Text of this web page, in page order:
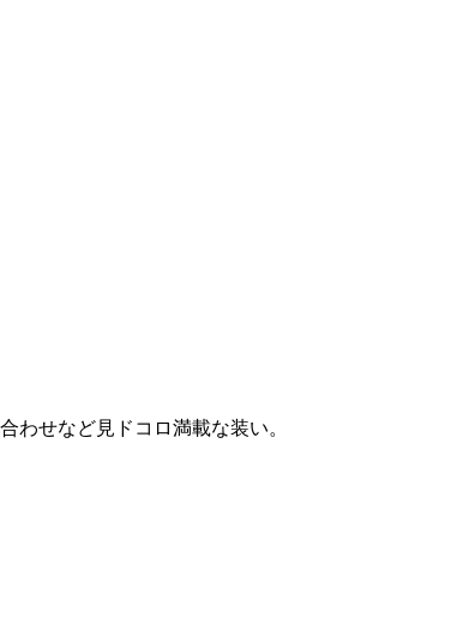
わせなど見ドコロ満載な装い。